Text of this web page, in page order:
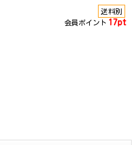
送料別
会員ポイント 17pt